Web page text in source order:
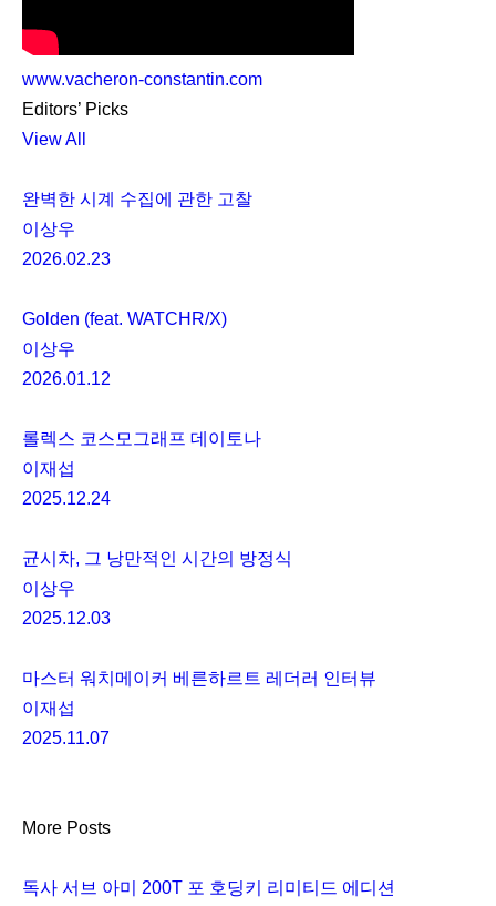
www.vacheron-constantin.com
Editors’ Picks
View All
완벽한 시계 수집에 관한 고찰
이상우
2026.02.23
Golden (feat. WATCHR/X)
이상우
2026.01.12
롤렉스 코스모그래프 데이토나
이재섭
2025.12.24
균시차, 그 낭만적인 시간의 방정식
이상우
2025.12.03
마스터 워치메이커 베른하르트 레더러 인터뷰
이재섭
2025.11.07
More Posts
독사 서브 아미 200T 포 호딩키 리미티드 에디션